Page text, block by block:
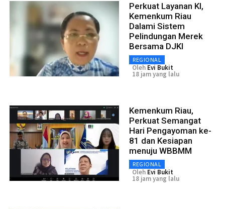
Perkuat Layanan KI,
Kemenkum Riau
Dalami Sistem
Pelindungan Merek
Bersama DJKI
REGIONAL
Oleh Evi Bukit
18 jam yang lalu
Kemenkum Riau,
Perkuat Semangat
Hari Pengayoman ke-
81 dan Kesiapan
menuju WBBMM
REGIONAL
Oleh Evi Bukit
18 jam yang lalu